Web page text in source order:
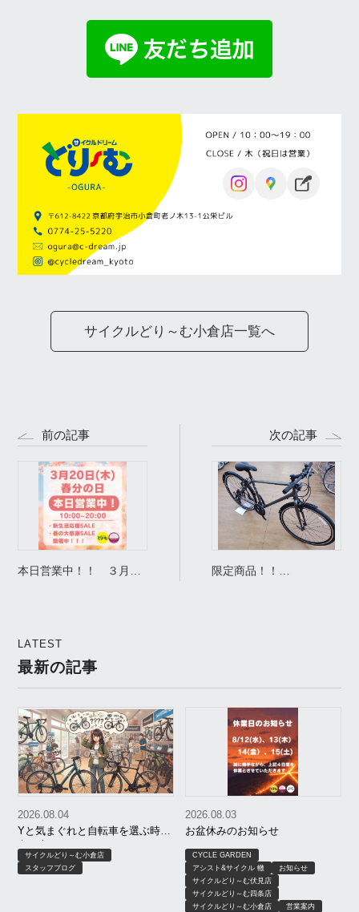
サイクルどり～む小倉店一覧へ
前の記事
本日営業中！！ ３月２
次の記事
限定商品！！
LATEST
最新の記事
Yと気まぐれと自転車を選ぶ時の
2026.08.04
サイクルどり～む小倉店
スタッフブログ
お盆休みのお知らせ
2026.08.03
CYCLE GARDEN
アシスト&サイクル 轍
お知らせ
サイクルどり～む伏見店
サイクルどり～む四条店
サイクルどり～む小倉店
営業案内